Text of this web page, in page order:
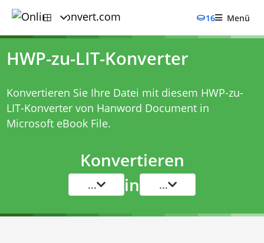
16 Menü
HWP-zu-LIT-Konverter
Konvertieren Sie Ihre Datei mit diesem HWP-zu-
LIT-Konvertervon Hanword Document in
Microsoft eBook File.
Konvertieren
... in ...